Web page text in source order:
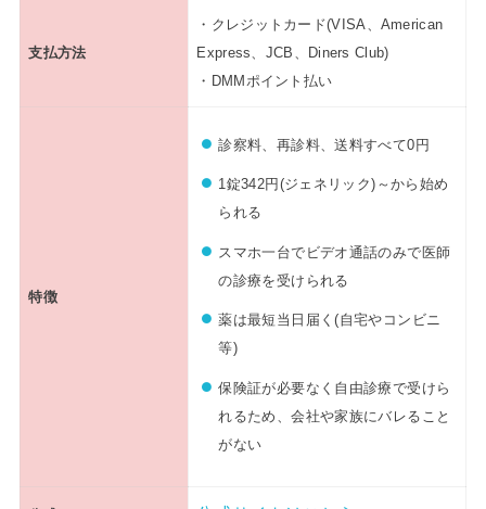
支払方法
・クレジットカード(VISA、American
Express、JCB、Diners Club)
・DMMポイント払い
特徴
診察料、再診料、送料すべて0円
1錠342円(ジェネリック)～から始め
られる
スマホ一台でビデオ通話のみで医師
の診療を受けられる
薬は最短当日届く(自宅やコンビニ
等)
保険証が必要なく自由診療で受けら
れるため、会社や家族にバレること
がない